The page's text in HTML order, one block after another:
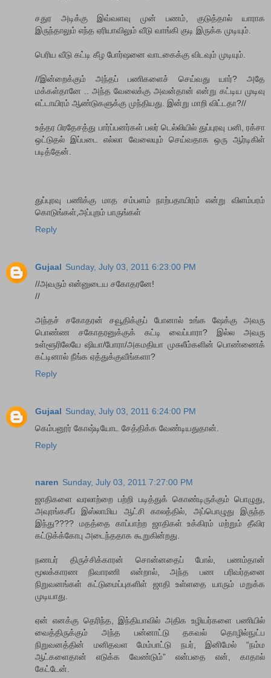
சதுர அடிக்கு இவ்வளவு முன் பணம், குடுத்தால் யாராக
இருந்தாலும் எந்த ஏரியாவிலும் வீடு வாங்கி குடி இருக்க முடியும்.
பெரிய வீடு கட்டி கீழ போர்ஷனை வாடகைக்கு விடவும் முடியும்.
//இன்றைக்கும் அந்தப் பணிகளைச் செய்வது யார்? அதே
மக்கள்தானே .. அந்த வேலைக்கு அவன்தான் என்று கட்டிய முடிவு
எட்டாயிரம் ஆண்டுகளுக்கு முந்தியது. இன்று மாறி விட்டதா?//
உத்தர பிரதேசத்து பார்ப்பனர்கள் பலர் டெல்லியில் துப்புரவு பனி, ரக்சா
ஒட்டுதல் இப்படை எல்லா வேலையும் செய்வதாக ஒரு ஆர்டிகிள்
படித்தேன்.
துப்புரவு பணிக்கு மாத சம்பளம் நாற்பதாயிரம் என்று விளம்பரம்
கொடுங்கள்,அப்புறம் பாருங்கள்
Reply
Gujaal Sunday, July 03, 2011 6:23:00 PM
//அவரும் என்னுடைய சகோதரனே!
//
அந்தச் சகோதரன் சவூதிக்குப் போனால் உங்க ஷேக்கு அவரு
பொண்ண சகோதரனுக்குக் கட்டி வைப்பாரா? இல்ல அவரு
உள்ளூரிலேயே ஷியா/போரா/அகமதியா முசுலீம்களின் பொண்ணைக்
கட்டினால் நீங்க ஏத்துக்குவீங்களா?
Reply
Gujaal Sunday, July 03, 2011 6:24:00 PM
கெம்பனூர் கோஷ்டியோட சேத்திக்க வேண்டியதுதான்.
Reply
naren Sunday, July 03, 2011 7:27:00 PM
ஜாதிகளை வரலாற்றை பற்றி படித்துக் கொண்டிருக்கும் பொழுது,
அவுரங்கசீப் இஸ்லாமிய ஆட்சி காலத்தில், அப்பொழுது இருந்த
இந்து???? மதத்தை காப்பாற்ற ஜாதிகள் உக்கிரம் மற்றும் தீவிர
கட்டுக்க்கோபு அடைந்ததாக கூறுகின்றது.
நணபர் திருச்சிக்காரன் சொன்னதைப் போல், பணம்தான்
மூலக்காரண நிவாரணி என்றால், அந்த பண பரிவர்தனை
நிறுவனங்கள் கட்டுமைப்புகளிள் ஜாதி உள்ளதை யாரும் மறுக்க
முடியாது.
ஏன் எனக்கு தெரிந்த, இந்தியாவில் அதிக உழியர்களை பணியில்
வைத்திருக்கும் அந்த பன்னாட்டு தகவல் தொழில்நுட்ப
நிறுவனத்தின் மனிதவள மேம்பாட்டு நபர், இனிமேல் “நம்ம
ஆட்களைதான் எடுக்க வேண்டும்” என்பதை என், காதால்
கேட்டேன்.